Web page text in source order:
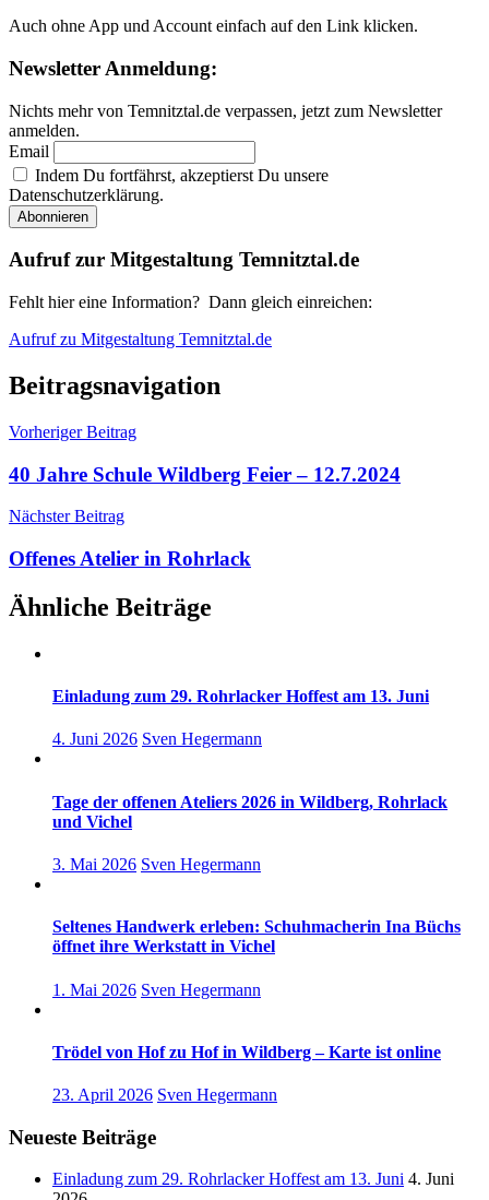
Auch ohne App und Account einfach auf den Link klicken.
Newsletter Anmeldung:
Nichts mehr von Temnitztal.de verpassen, jetzt zum Newsletter
anmelden.
Email
Indem Du fortfährst, akzeptierst Du unsere
Datenschutzerklärung.
Aufruf zur Mitgestaltung Temnitztal.de
Fehlt hier eine Information? Dann gleich einreichen:
Aufruf zu Mitgestaltung Temnitztal.de
Beitragsnavigation
Vorheriger Beitrag
40 Jahre Schule Wildberg Feier – 12.7.2024
Nächster Beitrag
Offenes Atelier in Rohrlack
Ähnliche Beiträge
Einladung zum 29. Rohrlacker Hoffest am 13. Juni
4. Juni 2026 Sven Hegermann
Tage der offenen Ateliers 2026 in Wildberg, Rohrlack
und Vichel
3. Mai 2026 Sven Hegermann
Seltenes Handwerk erleben: Schuhmacherin Ina Büchs
öffnet ihre Werkstatt in Vichel
1. Mai 2026 Sven Hegermann
Trödel von Hof zu Hof in Wildberg – Karte ist online
23. April 2026 Sven Hegermann
Neueste Beiträge
Einladung zum 29. Rohrlacker Hoffest am 13. Juni 4. Juni